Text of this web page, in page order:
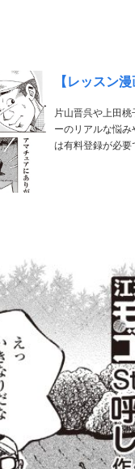
【レッスン
片山晋呉や上田
ーのリアルな悩みや疑問にお答え! >>前回のお話は